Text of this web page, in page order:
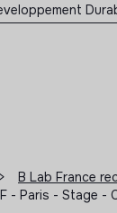
> B Lab France
- Paris - Stage